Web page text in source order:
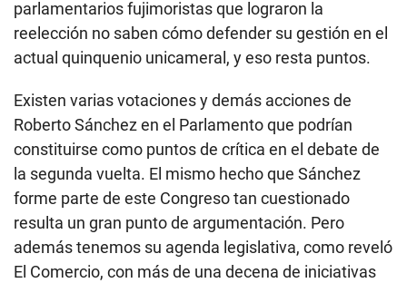
parlamentarios fujimoristas que lograron la
reelección no saben cómo defender su gestión en el
actual quinquenio unicameral, y eso resta puntos.
Existen varias votaciones y demás acciones de
Roberto Sánchez en el Parlamento que podrían
constituirse como puntos de crítica en el debate de
la segunda vuelta. El mismo hecho que Sánchez
forme parte de este Congreso tan cuestionado
resulta un gran punto de argumentación. Pero
además tenemos su agenda legislativa, como reveló
El Comercio, con más de una decena de iniciativas